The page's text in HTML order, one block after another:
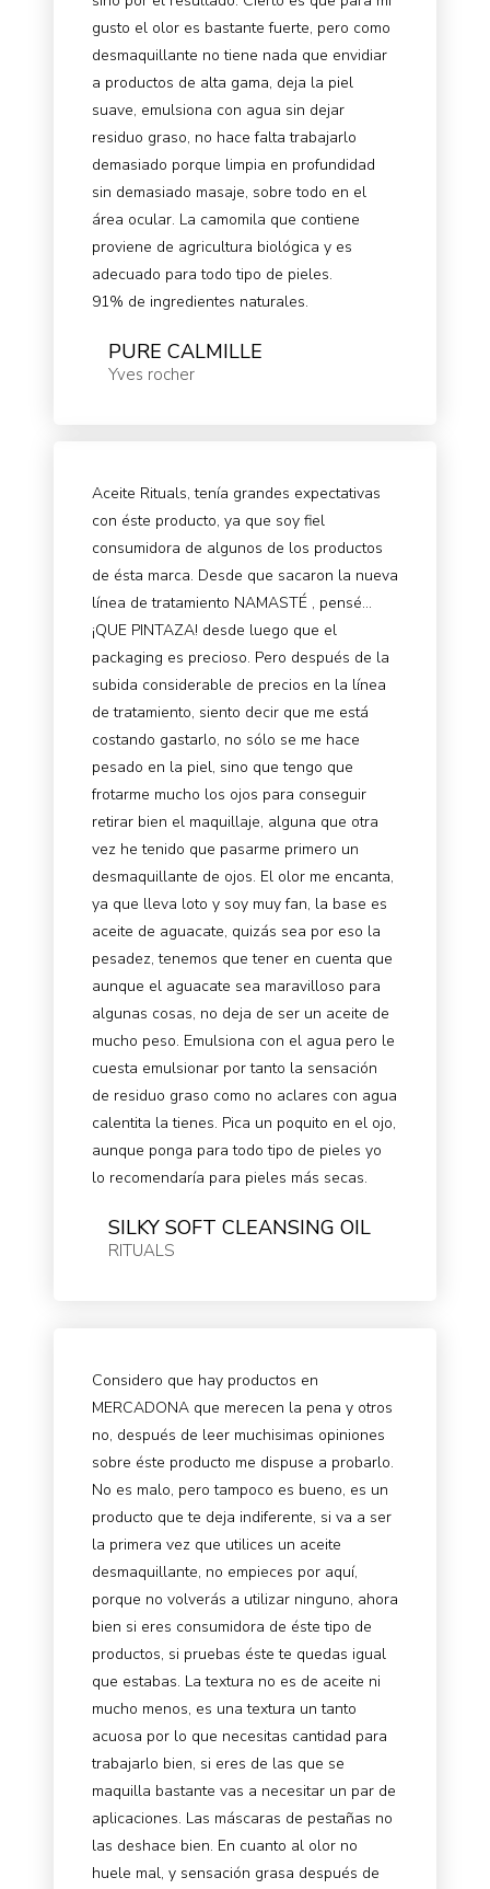
gusto el olor es bastante fuerte, pero como
desmaquillante no tiene nada que envidiar
a productos de alta gama, deja la piel
suave, emulsiona con agua sin dejar
residuo graso, no hace falta trabajarlo
demasiado porque limpia en profundidad
sin demasiado masaje, sobre todo en el
área ocular. La camomila que contiene
proviene de agricultura biológica y es
adecuado para todo tipo de pieles.
91% de ingredientes naturales.
PURE CALMILLE
Yves rocher
Aceite Rituals, tenía grandes expectativas
con éste producto, ya que soy fiel
consumidora de algunos de los productos
de ésta marca. Desde que sacaron la nueva
línea de tratamiento NAMASTÉ , pensé...
¡QUE PINTAZA! desde luego que el
packaging es precioso. Pero después de la
subida considerable de precios en la línea
de tratamiento, siento decir que me está
costando gastarlo, no sólo se me hace
pesado en la piel, sino que tengo que
frotarme mucho los ojos para conseguir
retirar bien el maquillaje, alguna que otra
vez he tenido que pasarme primero un
desmaquillante de ojos. El olor me encanta,
ya que lleva loto y soy muy fan, la base es
aceite de aguacate, quizás sea por eso la
pesadez, tenemos que tener en cuenta que
aunque el aguacate sea maravilloso para
algunas cosas, no deja de ser un aceite de
mucho peso. Emulsiona con el agua pero le
cuesta emulsionar por tanto la sensación
de residuo graso como no aclares con agua
calentita la tienes. Pica un poquito en el ojo,
aunque ponga para todo tipo de pieles yo
lo recomendaría para pieles más secas.
SILKY SOFT CLEANSING OIL
RITUALS
Considero que hay productos en
MERCADONA que merecen la pena y otros
no, después de leer muchisimas opiniones
sobre éste producto me dispuse a probarlo.
No es malo, pero tampoco es bueno, es un
producto que te deja indiferente, si va a ser
la primera vez que utilices un aceite
desmaquillante, no empieces por aquí,
porque no volverás a utilizar ninguno, ahora
bien si eres consumidora de éste tipo de
productos, si pruebas éste te quedas igual
que estabas. La textura no es de aceite ni
mucho menos, es una textura un tanto
acuosa por lo que necesitas cantidad para
trabajarlo bien, si eres de las que se
maquilla bastante vas a necesitar un par de
aplicaciones. Las máscaras de pestañas no
las deshace bien. En cuanto al olor no
huele mal, y sensación grasa después de